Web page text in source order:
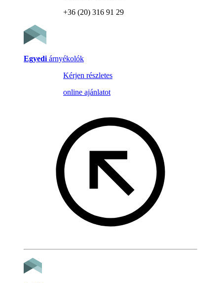
+36 (20) 316 91 29
Egyedi árnyékolók
Kérjen részletes
online ajánlatot